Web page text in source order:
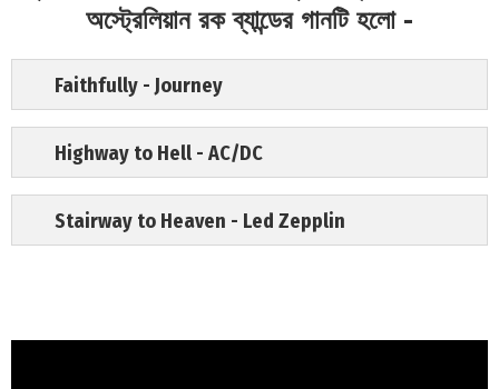
অস্ট্রেলিয়ান রক ব্যান্ডের গানটি হলো -
Faithfully - Journey
Highway to Hell - AC/DC
Stairway to Heaven - Led Zepplin